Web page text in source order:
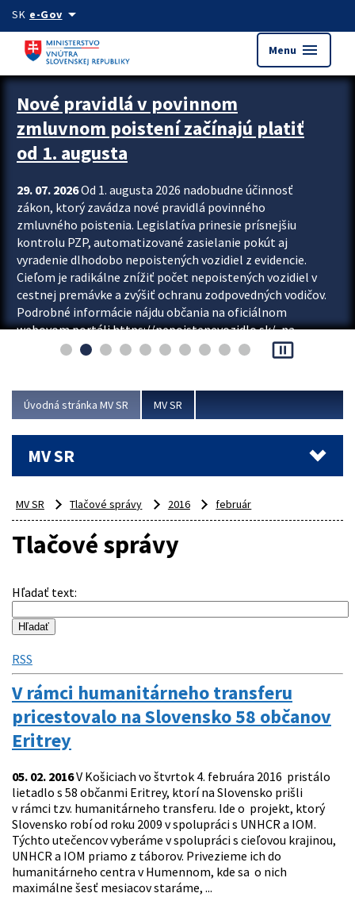
Preskocit na hlavný obsah
SK e-Govarrow_drop_down
Menu menu
Zastavit automatický posun upútavok
Nové pravidlá v povinnom
zmluvnom poistení začínajú platiť
od 1. augusta
29. 07. 2026Od 1. augusta 2026 nadobudne účinnosť
zákon, ktorý zavádza nové pravidlá povinného
zmluvného poistenia. Legislatíva prinesie prísnejšiu
kontrolu PZP, automatizované zasielanie pokút aj
vyradenie dlhodobo nepoistených vozidiel z evidencie.
Cieľom je radikálne znížiť počet nepoistených vozidiel v
cestnej premávke a zvýšiť ochranu zodpovedných vodičov.
Podrobné informácie nájdu občania na oficiálnom
webovom portáli https://nepoistenevozidlo.sk/, na
ktorom od augusta pribudne aj možnosť overiť si...
pause_presentation
Úvodná stránka MV SR MV SR
MV SR
MV SR Tlačové správy 2016 február
Tlačové správy
Hľadať text:
RSS
V rámci humanitárneho transferu
pricestovalo na Slovensko 58 občanov
Eritrey
05. 02. 2016V Košiciach vo štvrtok 4. februára 2016 pristálo
lietadlo s 58 občanmi Eritrey, ktorí na Slovensko prišli
v rámci tzv. humanitárneho transferu. Ide o projekt, ktorý
Slovensko robí od roku 2009 v spolupráci s UNHCR a IOM.
Týchto utečencov vyberáme v spolupráci s cieľovou krajinou,
UNHCR a IOM priamo z táborov. Privezieme ich do
humanitárneho centra v Humennom, kde sa o nich
maximálne šesť mesiacov staráme, ...